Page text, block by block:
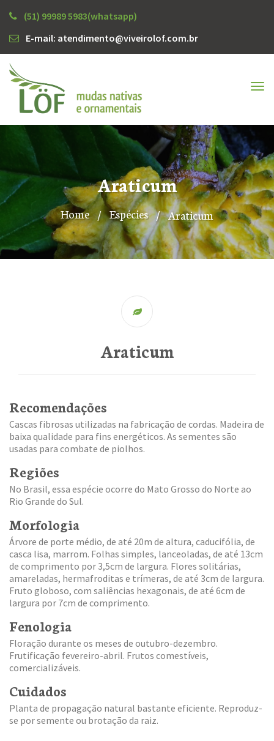
(51) 99989 5983(whatsapp)
E-mail: atendimento@viveirolof.com.br
Araticum
Home / Espécies / Araticum
Araticum
Recomendações
Cascas fibrosas utilizadas na fabricação de cordas. Madeira de
baixa qualidade para fins energéticos. As sementes são
usadas para combate de piolhos.
Regiões
No Brasil, essa espécie ocorre do Mato Grosso do Norte ao
Rio Grande do Sul.
Morfologia
Árvore de porte médio, de até 20m de altura, caducifólia, de
casca lisa, marrom. Folhas simples, lanceoladas, de até 13cm
de comprimento por 3,5cm de largura. Flores solitárias,
amareladas, hermafroditas e trímeras, de até 3cm de largura.
Fruto globoso, com saliências hexagonais, de até 6cm de
largura por 7cm de comprimento.
Fenologia
Floração durante os meses de outubro-dezembro.
Frutificação fevereiro-abril. Frutos comestíveis,
comercializáveis.
Cuidados
Planta de propagação natural bastante eficiente. Reproduz-
se por semente ou brotação da raiz.